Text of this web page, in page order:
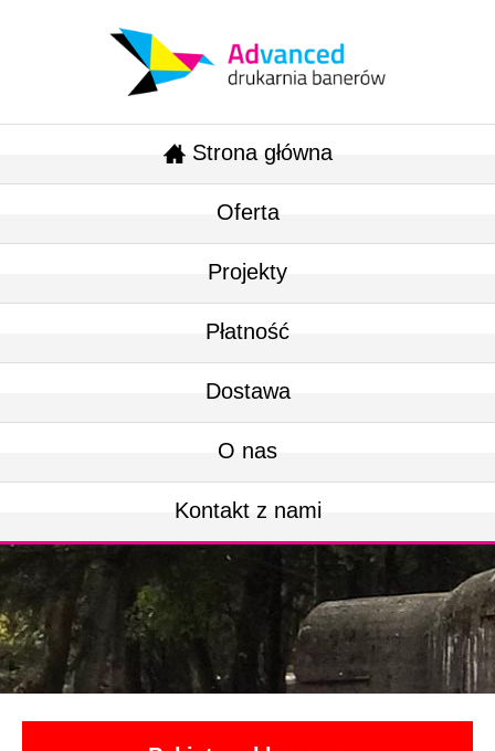
Strona główna
Oferta
Projekty
Płatność
Dostawa
O nas
Kontakt z nami